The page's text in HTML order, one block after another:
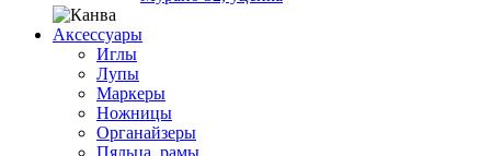
Аксессуары
Иглы
Лупы
Маркеры
Ножницы
Органайзеры
Пяльца, рамы